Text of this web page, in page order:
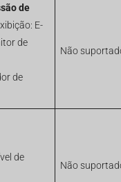
de
E-
de
de
Não
de
Não